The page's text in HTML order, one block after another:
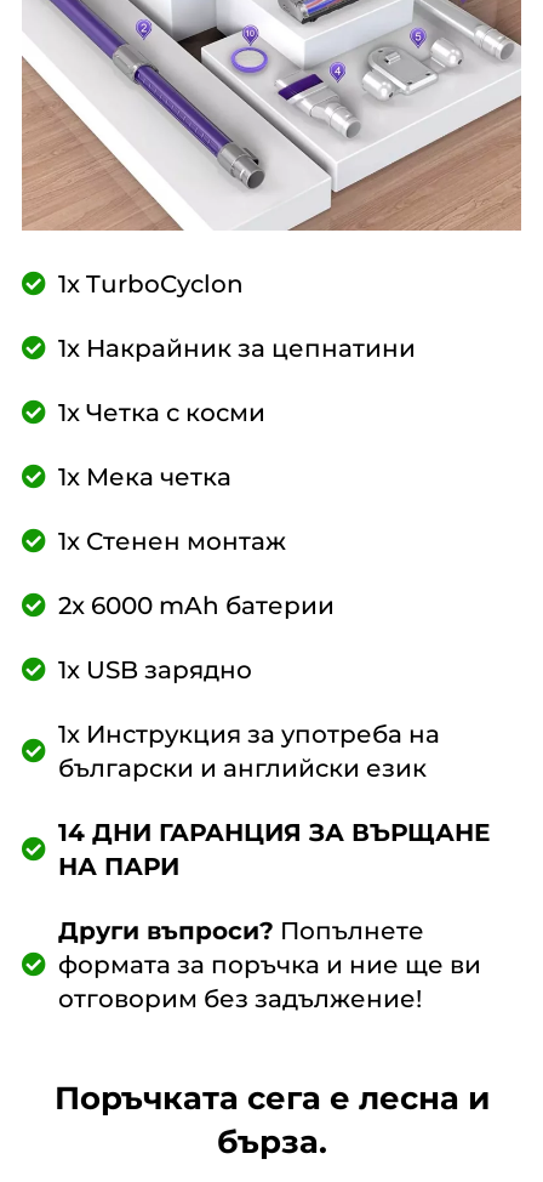
1x TurboCyclon
1x Накрайник за цепнатини
1x Четка с косми
1x Мека четка
1x Стенен монтаж
2x 6000 mAh батерии
1x USB зарядно
1x Инструкция за употреба на
български и английски език
14 ДНИ ГАРАНЦИЯ ЗА ВЪРЩАНЕ
НА ПАРИ
Други въпроси? Попълнете
формата за поръчка и ние ще ви
отговорим без задължение!
Поръчката сега е лесна и
бърза.